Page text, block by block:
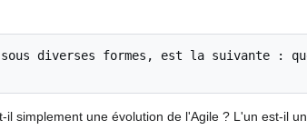
sous diverses formes, est la suivante
simplement une évolution de l'Agile ? L'un est-il